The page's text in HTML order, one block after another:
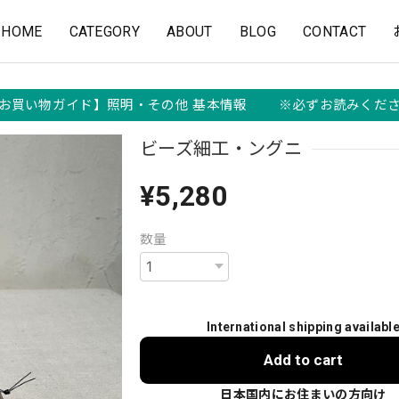
HOME CATEGORY ABOUT BLOG CONTACT
買い物ガイド】照明・その他 基本情報 ※必ずお読みくだ
ビーズ細工・ングニ
¥5,280
数量
International shipping
Add to cart
日本国内にお住まいの方向け